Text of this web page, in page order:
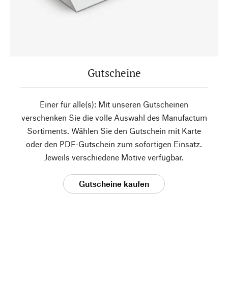
Gutscheine
Einer für alle(s): Mit unseren Gutscheinen
verschenken Sie die volle Auswahl des Manufactum
Sortiments. Wählen Sie den Gutschein mit Karte
oder den PDF-Gutschein zum sofortigen Einsatz.
Jeweils verschiedene Motive verfügbar.
Gutscheine kaufen